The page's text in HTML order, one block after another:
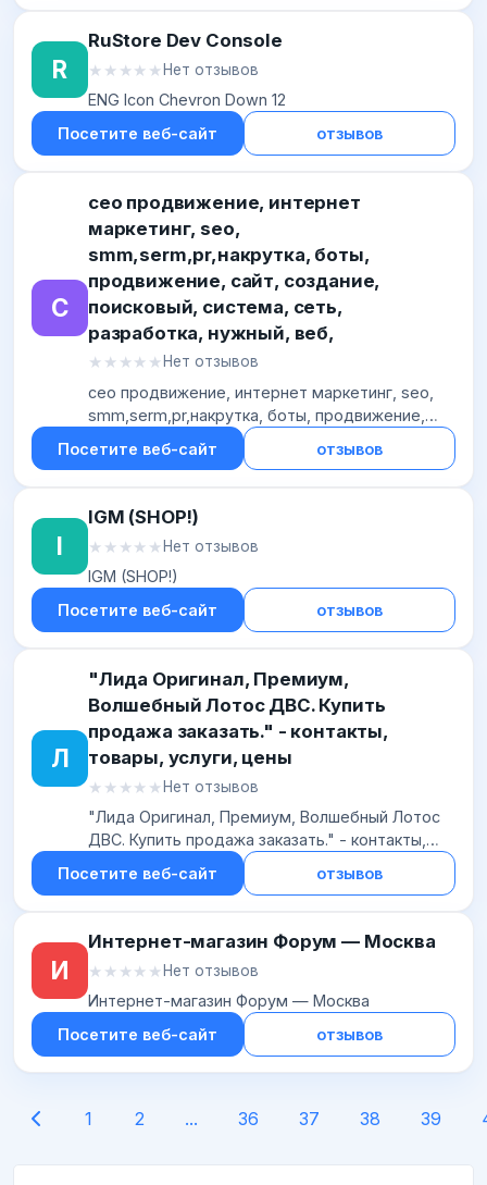
R
RuStore Dev Console
★★★★★
★★★★★ Нет отзывов
ENG Icon Chevron Down 12
Посетите веб-сайт
отзывов
С
сео продвижение, интернет
маркетинг, seo,
smm,serm,pr,накрутка, боты,
продвижение, сайт, создание,
поисковый, система, сеть,
разработка, нужный, веб,
★★★★★
★★★★★ Нет отзывов
сео продвижение, интернет маркетинг, seo,
smm,serm,pr,накрутка, боты, продвижение,
сайт, создание, поисковый, система, сеть,
разработка, нужный, веб,
Посетите веб-сайт отзывов
I
IGM (SHOP!)
★★★★★
★★★★★ Нет отзывов
IGM (SHOP!)
Посетите веб-сайт
отзывов
Л
"Лида Оригинал, Премиум,
Волшебный Лотос ДВС. Купить
продажа заказать." - контакты,
товары, услуги, цены
★★★★★
★★★★★Нет отзывов
"Лида Оригинал, Премиум, Волшебный Лотос
ДВС. Купить продажа заказать." - контакты,
товары, услуги, цены
Посетите веб-сайт отзывов
И
Интернет-магазин Форум — Москва
★★★★★
★★★★★ Нет отзывов
Интернет-магазин Форум — Москва
Посетите веб-сайт
отзывов
1 2 ... 36 37 38 39